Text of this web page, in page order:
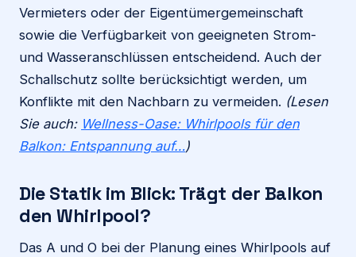
Vermieters oder der Eigentümergemeinschaft
sowie die Verfügbarkeit von geeigneten Strom-
und Wasseranschlüssen entscheidend. Auch der
Schallschutz sollte berücksichtigt werden, um
Konflikte mit den Nachbarn zu vermeiden. (Lesen
Sie auch: Wellness-Oase: Whirlpools für den
Balkon: Entspannung auf…)
Die Statik im Blick: Trägt der Balkon
den Whirlpool?
Das A und O bei der Planung eines Whirlpools auf